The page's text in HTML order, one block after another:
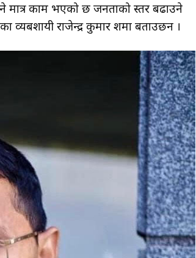
मात्र काम भएको छ जनताको स्तर बढाउने
राजेन्द्र कुमार शर्मा बताउछन ।